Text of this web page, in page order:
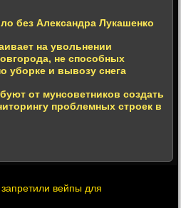
без Александра Лукашенко
на увольнении
не способных
уборке и вывозу снега
от мунсоветников создать
проблемных строек в
вейпы для